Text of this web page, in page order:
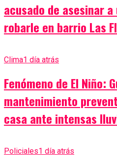
acusado de asesinar
robarle en barrio Las
Clima1 día atrás
Fenómeno de El Niño:
mantenimiento
casa ante intensas
Policiales1 día atrás